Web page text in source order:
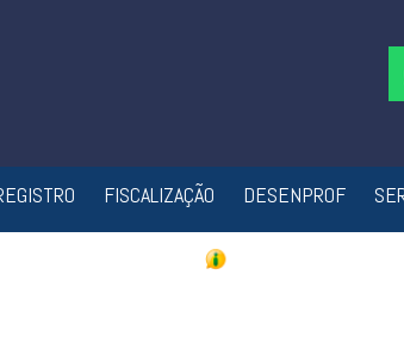
FISCALIZAÇÃO DESENPROF